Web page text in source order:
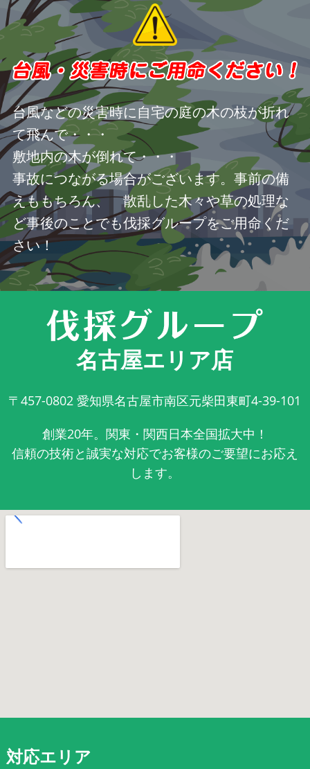
台風などの災害時に自宅の庭の木の枝が折れ
て飛んで・・・
敷地内の木が倒れて・・・
事故につながる場合がございます。事前の備
えももちろん、 散乱した木々や草の処理な
ど事後のことでも伐採グループをご用命くだ
さい！
名古屋エリア店
〒457-0802 愛知県名古屋市南区元柴田東町4-39-101
創業20年。関東・関西日本全国拡大中！
信頼の技術と誠実な対応でお客様のご要望にお応え
します。
対応エリア